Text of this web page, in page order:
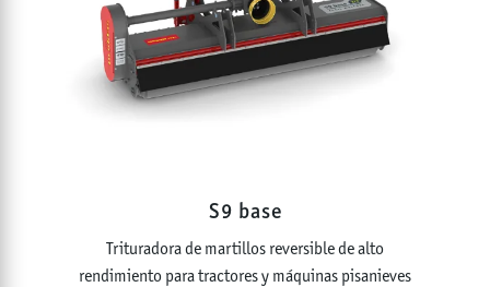
S9 base
Trituradora de martillos reversible de alto
rendimiento para tractores y máquinas pisanieves